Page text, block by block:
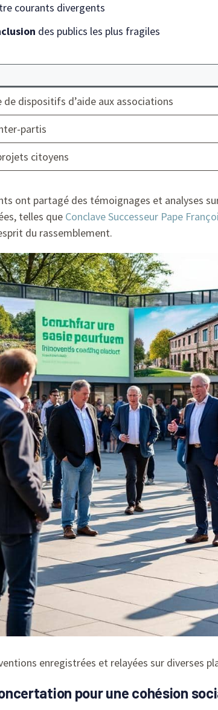
courants divergents
des publics les plus fragiles
de dispositifs d’aide aux associations
partis
citoyens
ont partagé des témoignages et analyses
telles que Conclave Successeur Pape
du rassemblement.
enregistrées et relayées sur diverses
pour une cohésion